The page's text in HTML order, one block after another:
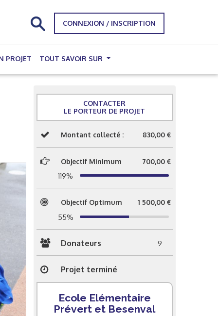
CONNEXION / INSCRIPTION
PROJET TOUT SAVOIR SUR
CONTACTER
LE PORTEUR DE PROJET
Montant collecté : 830,00 €
Objectif Minimum 700,00 €
119%
Objectif Optimum 1 500,00 €
55%
Donateurs 9
Projet terminé
Ecole Elémentaire
Prévert et Besenval